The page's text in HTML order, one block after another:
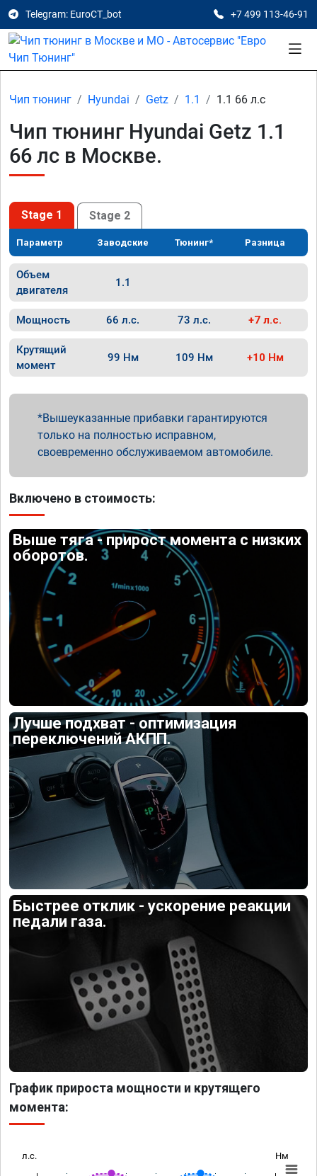
Telegram: EuroCT_bot +7 499 113-46-91
Чип тюнинг Hyundai Getz 1.1 1.1 66 л.с
Чип тюнинг Hyundai Getz 1.1
66 лс в Москве.
Stage 1 Stage 2
Параметр Заводские Тюнинг* Разница
Объем
двигателя
1.1
Мощность 66 л.с. 73 л.с. +7 л.с.
Крутящий
момент
99 Нм 109 Нм +10 Нм
Вышеуказанные прибавки гарантируются
только на полностью исправном,
своевременно обслуживаемом автомобиле.
Включено в стоимость:
Выше тяга - прирост момента с низких
оборотов.
Лучше подхват - оптимизация
переключений АКПП.
Быстрее отклик - ускорение реакции
педали газа.
График прироста мощности и крутящего
момента:
л.с. Нм